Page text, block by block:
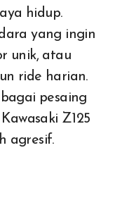
hidup.
yang ingin
unik, atau
ride harian.
pesaing
Z125
agresif.